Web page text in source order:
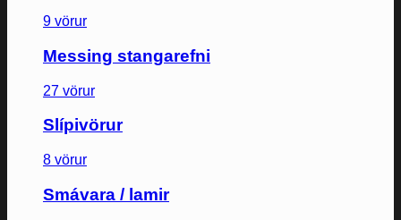
9 vörur
Messing stangarefni
27 vörur
Slípivörur
8 vörur
Smávara / lamir